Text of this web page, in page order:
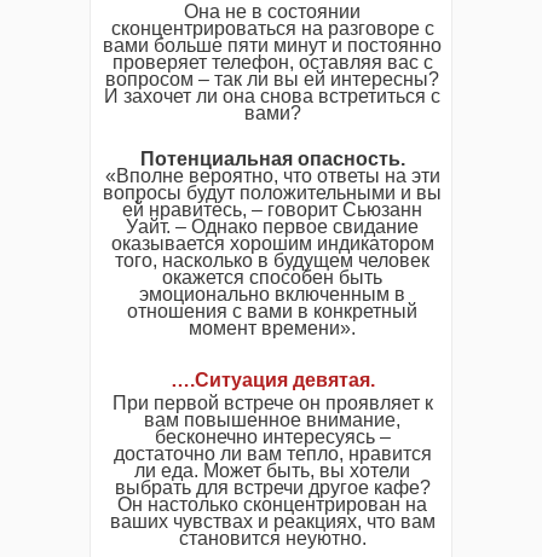
Она не в состоянии
сконцентрироваться на разговоре с
вами больше пяти минут и постоянно
проверяет телефон, оставляя вас с
вопросом – так ли вы ей интересны?
И захочет ли она снова встретиться с
вами?
Потенциальная опасность.
«Вполне вероятно, что ответы на эти
вопросы будут положительными и вы
ей нравитесь, – говорит Сьюзанн
Уайт. – Однако первое свидание
оказывается хорошим индикатором
того, насколько в будущем человек
окажется способен быть
эмоционально включенным в
отношения с вами в конкретный
момент времени».
….Ситуация девятая.
При первой встрече он проявляет к
вам повышенное внимание,
бесконечно интересуясь –
достаточно ли вам тепло, нравится
ли еда. Может быть, вы хотели
выбрать для встречи другое кафе?
Он настолько сконцентрирован на
ваших чувствах и реакциях, что вам
становится неуютно.